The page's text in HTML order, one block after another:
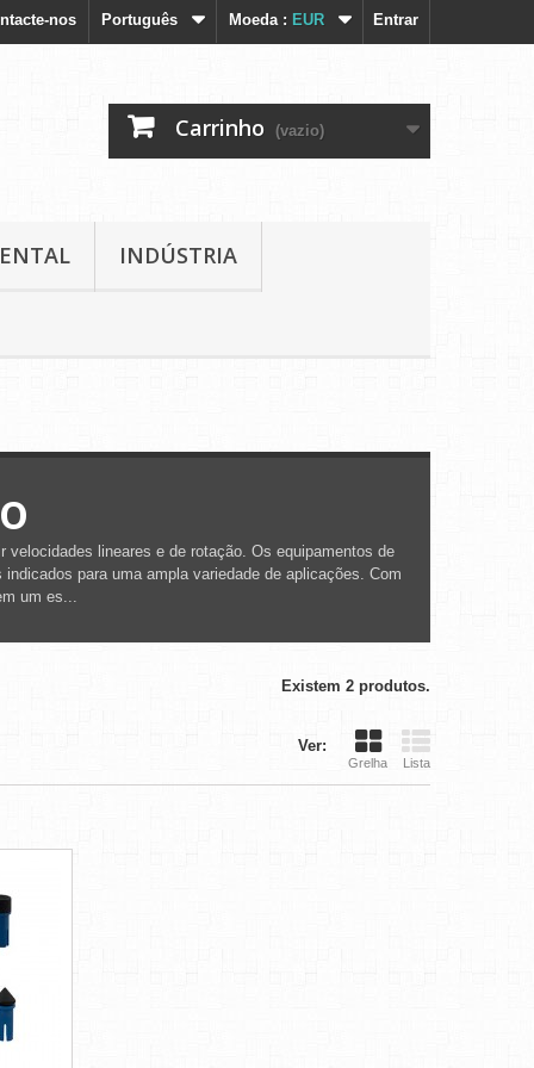
Entrar
Moeda : EUR
Português
nos
Carrinho (vazio)
INDÚSTRIA
lineares e de rotação. Os equipamentos de
para uma ampla variedade de aplicações. Com
um es...
Existem 2 produtos.
Ver:
Grelha Lista